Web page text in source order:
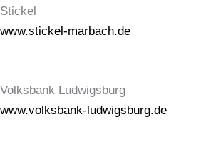
Stickel
www.stickel-marbach.de
Volksbank Ludwigsburg
www.volksbank-ludwigsburg.de